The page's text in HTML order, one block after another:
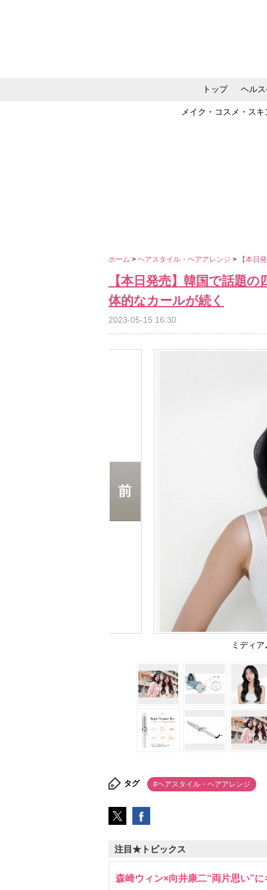
トップ ヘル
メイク・コスメ・ス
ホーム > ヘアスタイル・ヘアアレンジ > 【本日
【本日発売】韓国で話題
体的なカールが続く
2023-05-15 16:30
ミディ
タグ #ヘアスタイル・ヘアアレンジ
注目★トピックス
森崎ウィン×向井康二“両片思い”